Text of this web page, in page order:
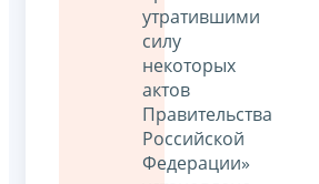
утратившими
силу
некоторых
актов
Правительства
Российской
Федерации»